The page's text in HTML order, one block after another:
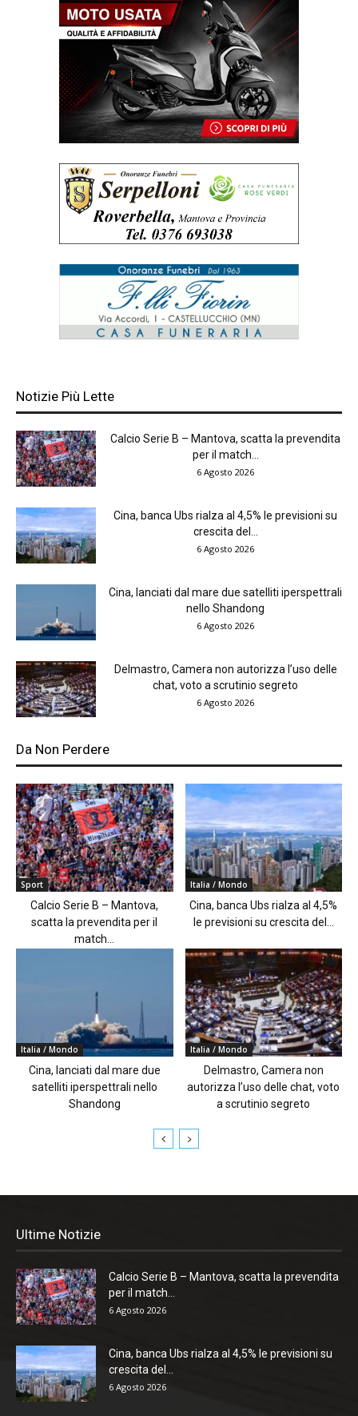
Notizie Più Lette
Calcio Serie B – Mantova, scatta la prevendita
per il match...
6 Agosto 2026
Cina, banca Ubs rialza al 4,5% le previsioni su
crescita del...
6 Agosto 2026
Cina, lanciati dal mare due satelliti iperspettrali
nello Shandong
6 Agosto 2026
Delmastro, Camera non autorizza l’uso delle
chat, voto a scrutinio segreto
6 Agosto 2026
Da Non Perdere
Sport
Calcio Serie B – Mantova,
scatta la prevendita per il
match...
Italia / Mondo
Cina, banca Ubs rialza al 4,5%
le previsioni su crescita del...
Italia / Mondo
Cina, lanciati dal mare due
satelliti iperspettrali nello
Shandong
Italia / Mondo
Delmastro, Camera non
autorizza l’uso delle chat, voto
a scrutinio segreto
Ultime Notizie
Calcio Serie B – Mantova, scatta la prevendita
per il match...
6 Agosto 2026
Cina, banca Ubs rialza al 4,5% le previsioni su
crescita del...
6 Agosto 2026